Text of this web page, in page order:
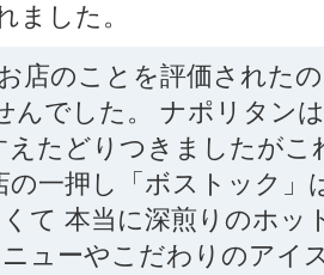
ました。
店のことを評価された
んでした。 ナポリタン
えたどりつきましたが
の一押し「ボストック」
て 本当に深煎りのホッ
ューやこだわりのアイ